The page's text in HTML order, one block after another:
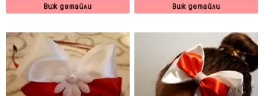
Виж детайли Виж детайли